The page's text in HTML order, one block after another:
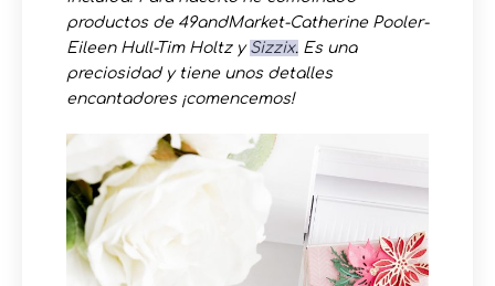
productos de 49andMarket-Catherine Pooler-
Eileen Hull-Tim Holtz y Sizzix. Es una
preciosidad y tiene unos detalles
encantadores ¡comencemos!